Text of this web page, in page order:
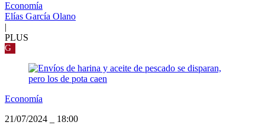
Economía
Elías García Olano
|
PLUS
G
Economía
21/07/2024
18:00